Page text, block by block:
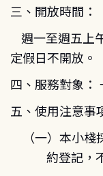
三、開放時間：
週一至週五上
定假日不開放。
四、服務對象：
五、使用注意事
（一）本小
約登記，